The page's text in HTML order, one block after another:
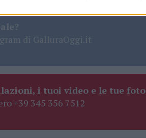
di GalluraOggi.it
i tuoi video e le tue foto
+39 345 356 7512